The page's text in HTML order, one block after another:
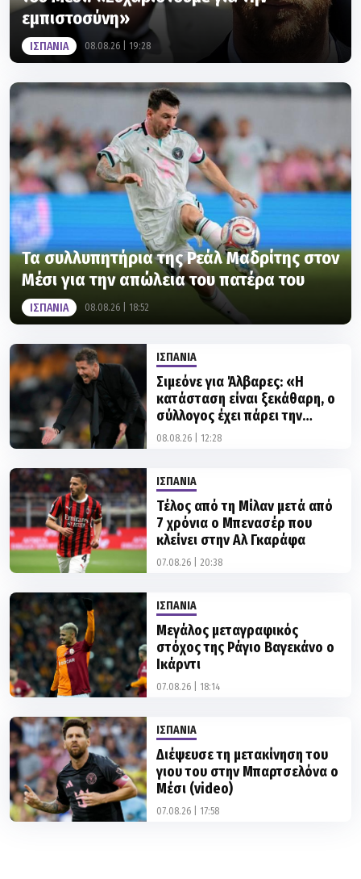
ΙΣΠΑΝΙΑ 08.08.26 | 19:28
Τα συλλυπητήρια της Ρεάλ Μαδρίτης στον
Μέσι για την απώλεια του πατέρα του
ΙΣΠΑΝΙΑ 08.08.26 | 18:52
ΙΣΠΑΝΙΑ
κατάσταση είναι ξεκάθαρη, ο
σύλλογος έχει πάρει την
απόφασή του»
08.08.26 | 12:28
ΙΣΠΑΝΙΑ
7 χρόνια ο Μπενασέρ που
κλείνει στην Αλ Γκαράφα
07.08.26 | 20:38
ΙΣΠΑΝΙΑ
στόχος της Ράγιο Βαγεκάνο ο
Ικάρντι
07.08.26 | 18:14
ΙΣΠΑΝΙΑ
γιου του στην Μπαρτσελόνα ο
Μέσι (video)
07.08.26 | 17:58